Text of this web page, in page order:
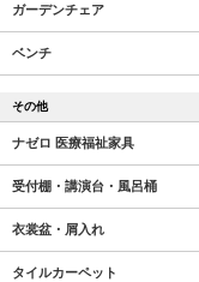
ガーデンチェア
ベンチ
その他
ナゼロ 医療福祉家具
受付棚・講演台・風呂桶
衣裳盆・屑入れ
タイルカーペット